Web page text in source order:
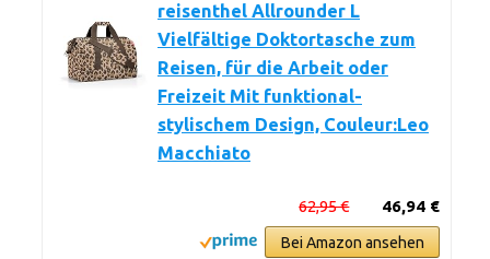
reisenthel Allrounder L
Vielfältige Doktortasche zum
Reisen, für die Arbeit oder
Freizeit Mit funktional-
stylischem Design, Couleur:Leo
Macchiato
46,94 €
62,95 €
Bei Amazon ansehen